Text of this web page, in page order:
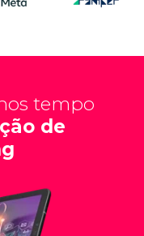
tempo
de